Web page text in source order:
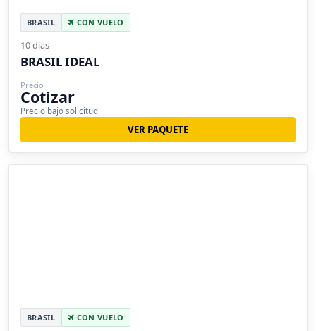
BRASIL CON VUELO
10 días
BRASIL IDEAL
Precio
Cotizar
Precio bajo solicitud
VER PAQUETE
BRASIL CON VUELO